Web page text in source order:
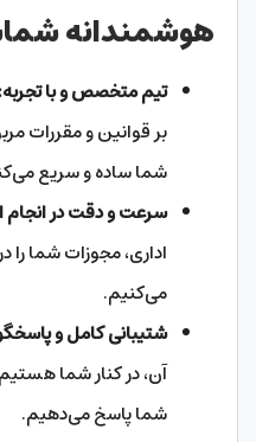
هوشمندانه
تیم متخصص و با تجربه:
بر قوانین و مقررات
شما ساده و سریع
سرعت و دقت در انجام
اداری، مجوزات شما
می‌کنیم.
شتیبانی کامل و
آن، در کنار شما
شما پاسخ می‌دهیم.